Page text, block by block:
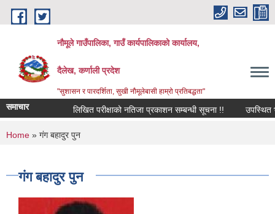
Skip to main content
नौमूले गाउँपालिका, गाउँ कार्यपालिकाको कार्यालय,
दैलेख, कर्णाली प्रदेश
"सुशासन र पारदर्शिता, सुखी नौमूलेबासी हाम्रो प्रतिबद्धता"
समाचार लिखित परीक्षाको नतिजा प्रकाशन सम्बन्धी सूचना !! उपस्थित भई
You are here
Home » गंग बहादुर पुन
गंग बहादुर पुन